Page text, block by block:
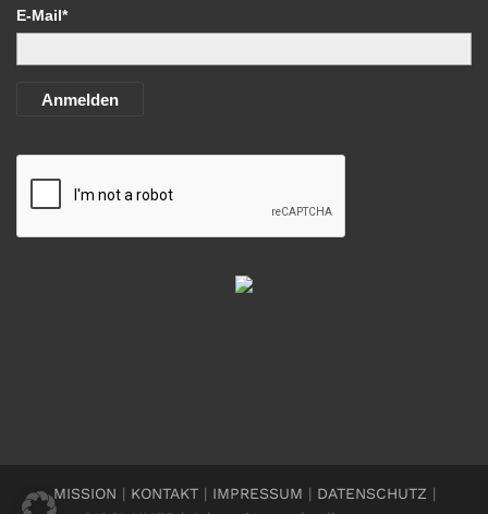
E-Mail*
Anmelden
MISSION | KONTAKT| IMPRESSUM | DATENSCHUTZ |